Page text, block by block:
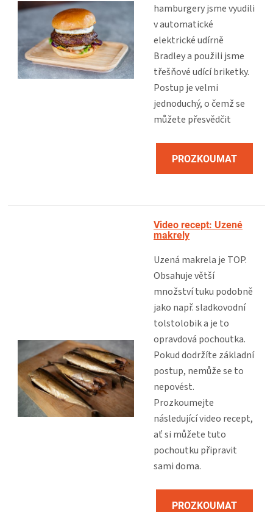
hamburgery jsme vyudili
v automatické
elektrické udírně
Bradley a použili jsme
třešňové udící briketky.
Postup je velmi
jednoduchý, o čemž se
můžete přesvědčit
PROZKOUMAT
Video recept: Uzené
makrely
Uzená makrela je TOP.
Obsahuje větší
množství tuku podobně
jako např. sladkovodní
tolstolobik a je to
opravdová pochoutka.
Pokud dodržíte základní
postup, nemůže se to
nepovést.
Prozkoumejte
následující video recept,
ať si můžete tuto
pochoutku připravit
sami doma.
PROZKOUMAT